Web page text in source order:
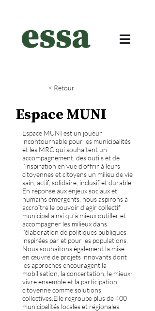
< Retour
Espace MUNI
Espace MUNI est un joueur
incontournable pour les municipalités
et les MRC qui souhaitent un
accompagnement, des outils et de
l’inspiration en vue d’offrir à leurs
citoyennes et citoyens un milieu de vie
sain, actif, solidaire, inclusif et durable.
En réponse aux enjeux sociaux et
humains émergents, nous aspirons à
accroître le pouvoir d’agir collectif
municipal ainsi qu’à mieux outiller et
accompagner les milieux dans
l’élaboration de politiques publiques
inspirées par et pour les populations.
Nous souhaitons également la mise
en œuvre de projets innovants dont
les approches encouragent la
mobilisation, la concertation, le mieux-
vivre ensemble et la participation
citoyenne comme solutions
collectives.Elle regroupe plus de 400
municipalités locales et régionales.